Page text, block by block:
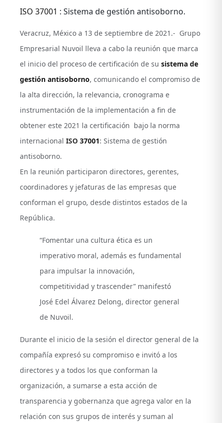
ISO 37001 : Sistema de gestión antisoborno.
Veracruz, México a 13 de septiembre de 2021.- Grupo
Empresarial Nuvoil lleva a cabo la reunión que marca
el inicio del proceso de certificación de su sistema de
gestión antisoborno, comunicando el compromiso de
la alta dirección, la relevancia, cronograma e
instrumentación de la implementación a fin de
obtener este 2021 la certificación bajo la norma
internacional ISO 37001: Sistema de gestión
antisoborno.
En la reunión participaron directores, gerentes,
coordinadores y jefaturas de las empresas que
conforman el grupo, desde distintos estados de la
República.
“Fomentar una cultura ética es un
imperativo moral, además es fundamental
para impulsar la innovación,
competitividad y trascender” manifestó
José Edel Álvarez Delong, director general
de Nuvoil.
Durante el inicio de la sesión el director general de la
compañía expresó su compromiso e invitó a los
directores y a todos los que conforman la
organización, a sumarse a esta acción de
transparencia y gobernanza que agrega valor en la
relación con sus grupos de interés y suman al